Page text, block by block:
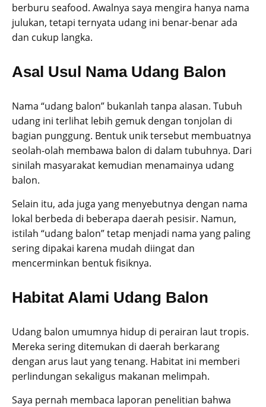
berburu seafood. Awalnya saya mengira hanya nama
julukan, tetapi ternyata udang ini benar-benar ada
dan cukup langka.
Asal Usul Nama Udang Balon
Nama “udang balon” bukanlah tanpa alasan. Tubuh
udang ini terlihat lebih gemuk dengan tonjolan di
bagian punggung. Bentuk unik tersebut membuatnya
seolah-olah membawa balon di dalam tubuhnya. Dari
sinilah masyarakat kemudian menamainya udang
balon.
Selain itu, ada juga yang menyebutnya dengan nama
lokal berbeda di beberapa daerah pesisir. Namun,
istilah “udang balon” tetap menjadi nama yang paling
sering dipakai karena mudah diingat dan
mencerminkan bentuk fisiknya.
Habitat Alami Udang Balon
Udang balon umumnya hidup di perairan laut tropis.
Mereka sering ditemukan di daerah berkarang
dengan arus laut yang tenang. Habitat ini memberi
perlindungan sekaligus makanan melimpah.
Saya pernah membaca laporan penelitian bahwa